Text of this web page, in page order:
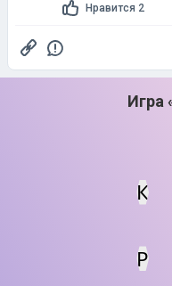
Нравится 2
Игра
Мин.
К
Р